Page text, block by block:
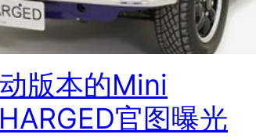
版本的Mini
官图曝光